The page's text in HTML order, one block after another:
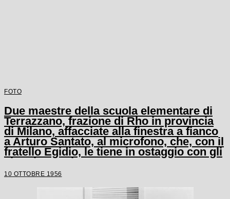
FOTO
Due maestre della scuola elementare di
Terrazzano, frazione di Rho in provincia
di Milano, affacciate alla finestra a fianco
a Arturo Santato, al microfono, che, con il
fratello Egidio, le tiene in ostaggio con gli
alunni e un'altra maestra
10 OTTOBRE 1956